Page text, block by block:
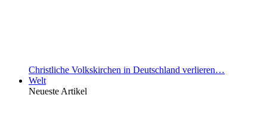
Christliche Volkskirchen in Deutschland verlieren…
Welt
Neueste Artikel